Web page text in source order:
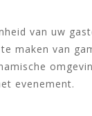
van uw
maken van
evenement.